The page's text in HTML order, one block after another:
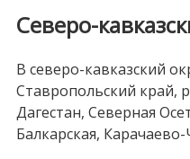
Северо-
В северо-кавказский
Ставропольский край,
Дагестан, Северная
Балкарская,